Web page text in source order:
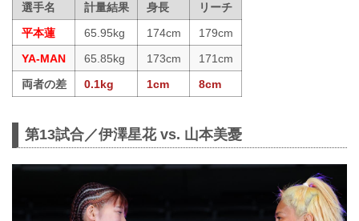
選手名 計量結果 身長
リーチ
平本蓮
65.95kg 174cm
179cm
YA-MAN
65.85kg 173cm
171cm
両者の差
0.1kg 1cm 8cm
第13試合／伊澤星花 vs. 山本美憂